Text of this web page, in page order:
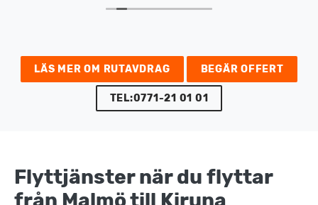
LÄS MER OM RUTAVDRAG BEGÄR OFFERT
TEL:0771-21 01 01
Flyttjänster när du flyttar